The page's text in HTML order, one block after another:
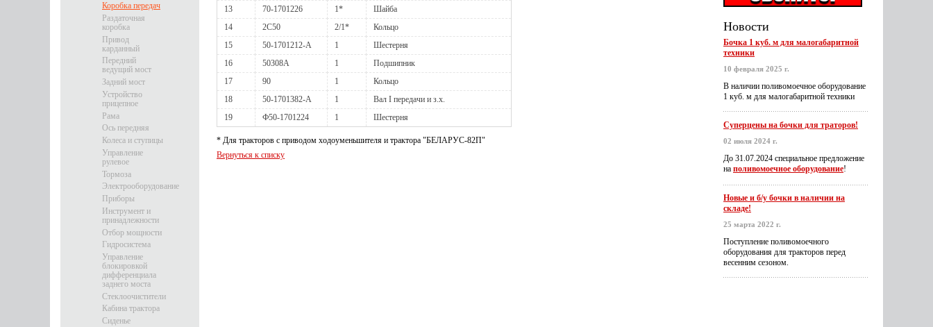
13
70-1701226 1*
Шайба
14
2С50 2/1*
Кольцо
15
50-1701212-А 1
Шестерня
16
50308А 1
Подшипник
17
90 1
Кольцо
18
50-1701382-А 1
Вал I передачи и з.х.
19
Ф50-1701224 1 Шестерня
* Для тракторов с приводом ходоуменьшителя и трактора "БЕЛАРУС-82П"
Вернуться к списку
Коробка передач
Раздаточная
коробка
Привод
карданный
Передний
ведущий мост
Задний мост
Устройство
прицепное
Рама
Ось передняя
Колеса и ступицы
Управление
рулевое
Тормоза
Электрооборудование
Приборы
Инструмент и
принадлежности
Отбор мощности
Гидросистема
Управление
блокировкой
дифференциала
заднего моста
Стеклоочистители
Кабина трактора
Сиденье
Новости
Бочка 1 куб. м для малогабаритной
техники
10 февраля 2025 г.
В наличии поливомоечное оборудование
1 куб. м для малогабаритной техники
Суперцены на бочки для траторов!
02 июля 2024 г.
До 31.07.2024 специальное предложение
на поливомоечное оборудование!
Новые и б/у бочки в наличии на
складе!
25 марта 2022 г.
Поступление поливомоечного
оборудования для тракторов перед
весенним сезоном.